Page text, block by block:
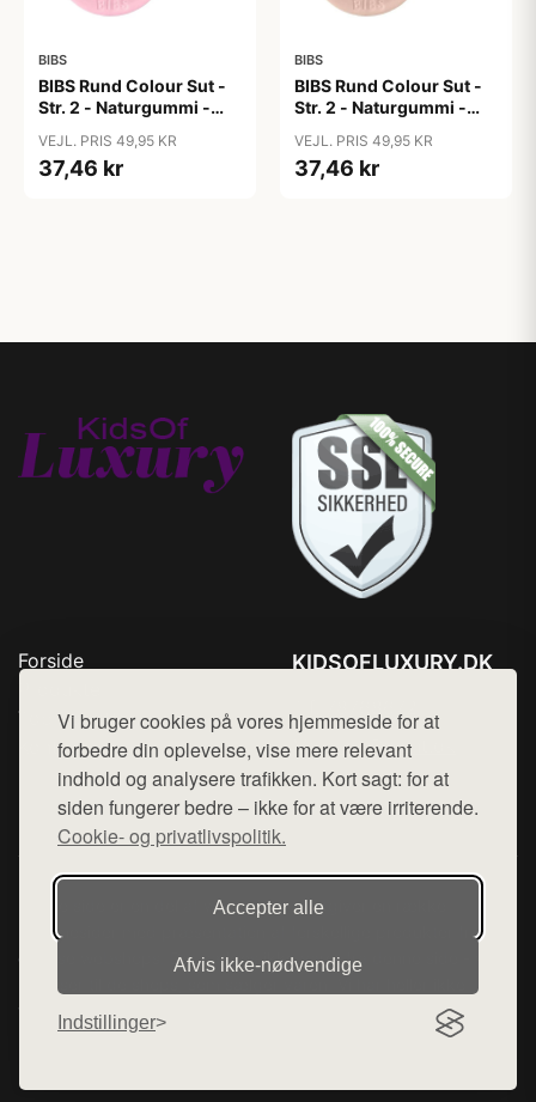
Vi bruger cookies på vores hjemmeside for at
forbedre din oplevelse, vise mere relevant
indhold og analysere trafikken. Kort sagt: for at
siden fungerer bedre – ikke for at være irriterende.
Cookie- og privatlivspolitik.
Accepter alle
Afvis ikke‑nødvendige
Indstillinger
BIBS
BIBS Rund Colour Sut -
Str. 2 - Naturgummi -
Pink/Coral
VEJL. PRIS 49,95 KR
37,46 kr
BIBS
BIBS Rund Colour Sut -
Str. 2 - Naturgummi -
Blush/Woodchuck
VEJL. PRIS 49,95 KR
37,46 kr
Forside
Top Rabatter
Kontakt
KIDSOFLUXURY.DK
Mail: hej@want.dk
Cookie- og privatlivspolitik
Denne side er en del af want.dk, der udgiver en række
hjemmesider med præsentation af forskellige produkter fra
diverse webshops. Der sælges ikke varer fra denne side - vi
henviser til de shops, som sælger varen. Vi har heller ikke
varerne på lager.